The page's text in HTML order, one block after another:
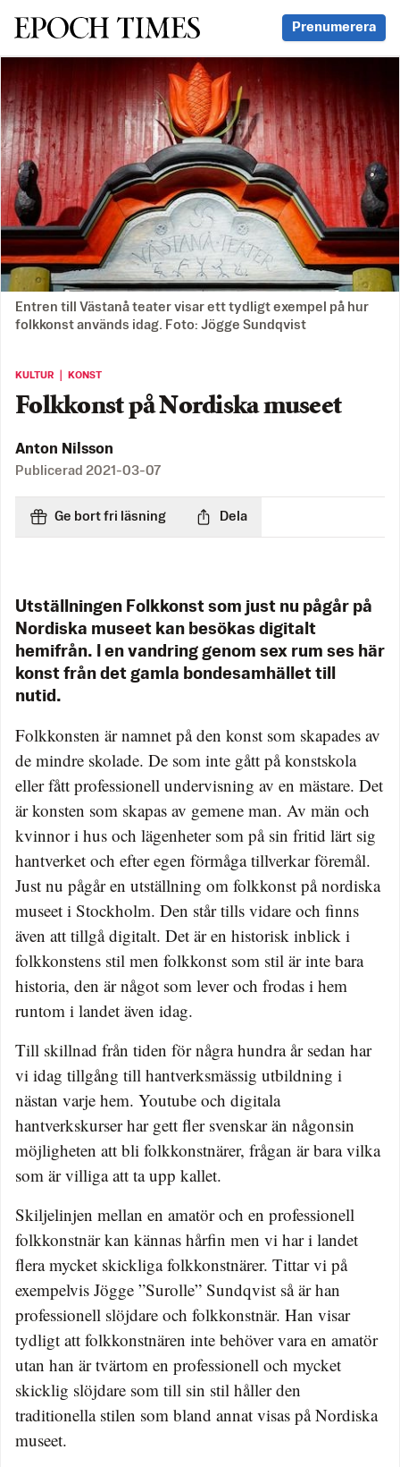
Svenska Epoch Times Prenumerera
Entren till Västanå teater visar ett tydligt exempel på hur
folkkonst används idag. Foto: Jögge Sundqvist
KULTUR ｜ KONST
Folkkonst på Nordiska museet
Anton Nilsson
Publicerad 2021-03-07
Ge bort fri läsning Dela
Utställningen Folkkonst som just nu pågår på
Nordiska museet kan besökas digitalt
hemifrån. I en vandring genom sex rum ses här
konst från det gamla bondesamhället till
nutid.
Folkkonsten är namnet på den konst som skapades av
de mindre skolade. De som inte gått på konstskola
eller fått professionell undervisning av en mästare. Det
är konsten som skapas av gemene man. Av män och
kvinnor i hus och lägenheter som på sin fritid lärt sig
hantverket och efter egen förmåga tillverkar föremål.
Just nu pågår en utställning om folkkonst på nordiska
museet i Stockholm. Den står tills vidare och finns
även att tillgå digitalt. Det är en historisk inblick i
folkkonstens stil men folkkonst som stil är inte bara
historia, den är något som lever och frodas i hem
runtom i landet även idag.
Till skillnad från tiden för några hundra år sedan har
vi idag tillgång till hantverksmässig utbildning i
nästan varje hem. Youtube och digitala
hantverkskurser har gett fler svenskar än någonsin
möjligheten att bli folkkonstnärer, frågan är bara vilka
som är villiga att ta upp kallet.
Skiljelinjen mellan en amatör och en professionell
folkkonstnär kan kännas hårfin men vi har i landet
flera mycket skickliga folkkonstnärer. Tittar vi på
exempelvis Jögge ”Surolle” Sundqvist så är han
professionell slöjdare och folkkonstnär. Han visar
tydligt att folkkonstnären inte behöver vara en amatör
utan han är tvärtom en professionell och mycket
skicklig slöjdare som till sin stil håller den
traditionella stilen som bland annat visas på Nordiska
museet.